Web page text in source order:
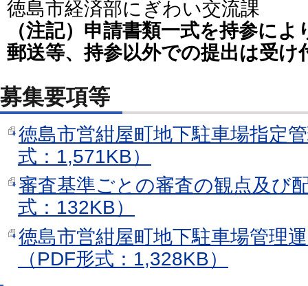
徳島市経済部にぎわい交流課
（注記）申請書類一式を持参に
郵送等、持参以外での提出は受け
募集要項等
徳島市営紺屋町地下駐車場指定
式：1,571KB）
審査基準ごとの審査の観点及び
式：132KB）
徳島市営紺屋町地下駐車場管理
（PDF形式：1,328KB）